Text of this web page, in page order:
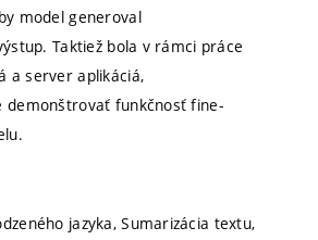
model generoval
Taktiež bola v rámci práce
a server aplikáciá,
demonštrovať funkčnosť fine-
jazyka, Sumarizácia textu,